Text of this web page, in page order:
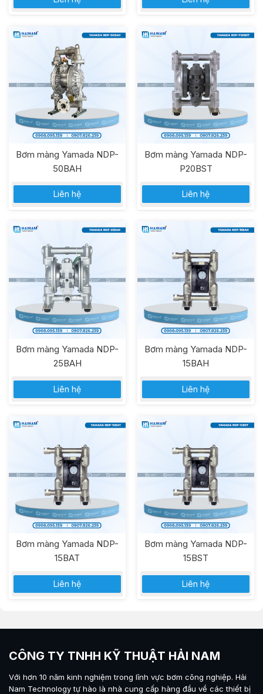
Bơm màng Yamada NDP-
50BAH
Liên hệ
Bơm màng Yamada NDP-
P20BST
Liên hệ
Bơm màng Yamada NDP-
25BAH
Liên hệ
Bơm màng Yamada NDP-
15BAH
Liên hệ
Bơm màng Yamada NDP-
15BAT
Liên hệ
Bơm màng Yamada NDP-
15BST
Liên hệ
CÔNG TY TNHH KỸ THUẬT HẢI NAM
Với hơn 10 năm kinh nghiệm trong lĩnh vực bơm công nghiệp. Hải
Nam Technologytự hào là nhà cung cấp hàng đầu về các thiết bị